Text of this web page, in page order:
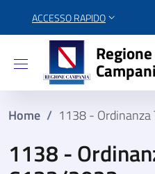
ACCESSO RAPIDO
Regione
Home / 1138 -
1138 -